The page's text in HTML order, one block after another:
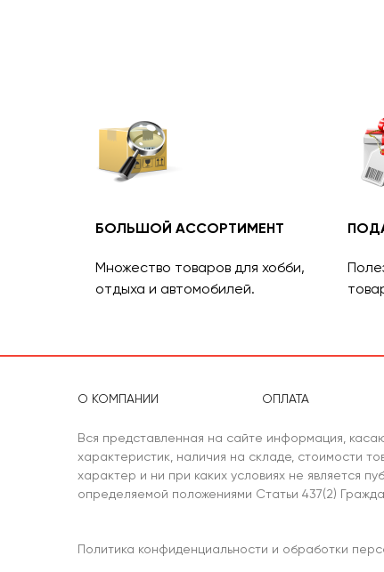
БОЛЬШОЙ АССОРТИМЕНТ
Множество товаров для хобби,
отдыха и автомобилей.
О КОМПАНИИ ОПЛАТА
Вся представленная на сайте информация,
характеристик, наличия на складе, стоимости
характер и ни при каких условиях не является
определяемой положениями Статьи 437(2)
Политика конфиденциальности и обработки